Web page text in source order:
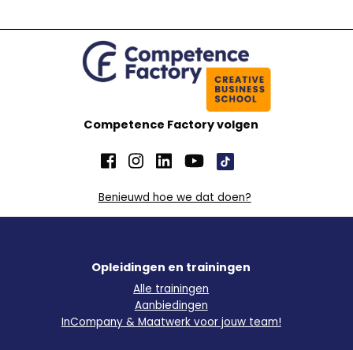
Competence Factory volgen
Benieuwd hoe we dat doen?
Opleidingen en trainingen
Alle trainingen
Aanbiedingen
InCompany & Maatwerk voor jouw team!